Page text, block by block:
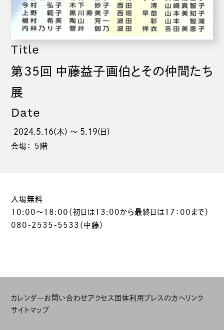
Title
第35回 中藤益子画伯とその仲間たち
展
Date
2024.5.16(木) 〜 5.19(日)
会場： 5階
入場無料
10:00～18:00（初日は13:00から最終日は17：00まで）
080-2535-5533（中藤）
カレンダーお問い合わせアクセス 団体利用 プレスの方へリンク
サイトマップ